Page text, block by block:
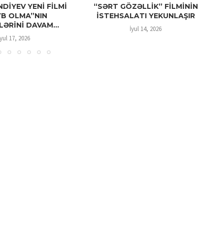
YENİ FİLMİ
OLMA”NIN
DAVAM...
17, 2026
“SƏRT GÖZƏLLİK” FİLMİNİN
İSTEHSALATI YEKUNLAŞIR
İyul 14, 2026